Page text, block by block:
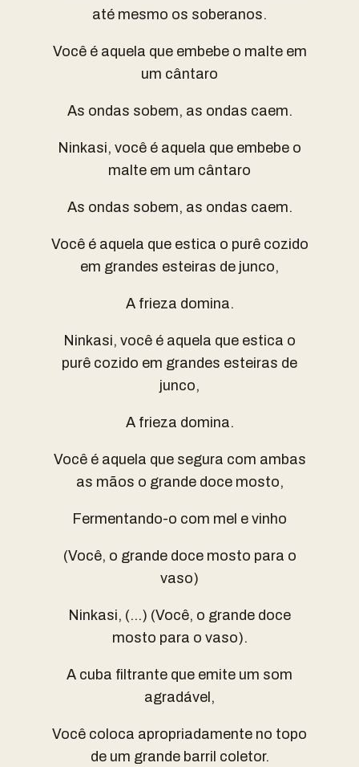
até mesmo os soberanos.
Você é aquela que embebe o malte em
um cântaro
As ondas sobem, as ondas caem.
Ninkasi, você é aquela que embebe o
malte em um cântaro
As ondas sobem, as ondas caem.
Você é aquela que estica o purê cozido
em grandes esteiras de junco,
A frieza domina.
Ninkasi, você é aquela que estica o
purê cozido em grandes esteiras de
junco,
A frieza domina.
Você é aquela que segura com ambas
as mãos o grande doce mosto,
Fermentando-o com mel e vinho
(Você, o grande doce mosto para o
vaso)
Ninkasi, (…) (Você, o grande doce
mosto para o vaso).
A cuba filtrante que emite um som
agradável,
Você coloca apropriadamente no topo
de um grande barril coletor.